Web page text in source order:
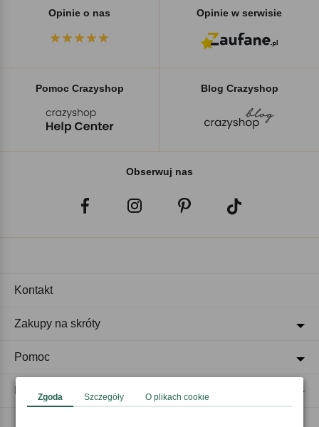
Opinie o nas Opinie w serwisie
Pomoc Crazyshop Blog Crazyshop
Obserwuj nas
Kontakt
Zakupy na skróty
Pomoc
Zgoda Szczegóły O plikach cookie